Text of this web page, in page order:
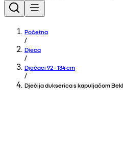
Početna
/
Djeca
/
Dječaci 92 - 134 cm
/
Dječija dukserica s kapuljačom